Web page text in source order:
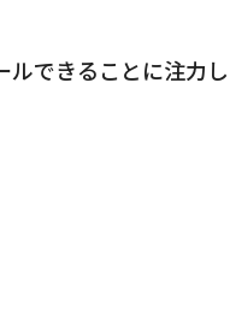
できることに注力し